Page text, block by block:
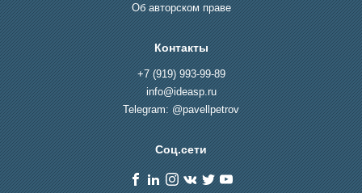
Об авторском праве
Контакты
+7 (919) 993-99-89
info@ideasp.ru
Telegram: @pavellpetrov
Соц.сети